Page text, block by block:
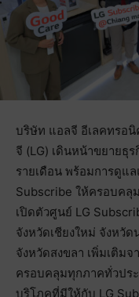
บริษัท แอลจี อีเลคทรอ
จี (LG) เดินหน้าขยายธุ
รายเดือน พร้อมการดูแ
Subscribe ให้ครอบคลุ
เปิดตัวศูนย์ LG
จังหวัดเชียงใหม่ จังหวั
จังหวัดสงขลา เพิ่มเติม
ครอบคลุมทุกภาคทั่วปร
บริโภคที่มีให้กับ LG